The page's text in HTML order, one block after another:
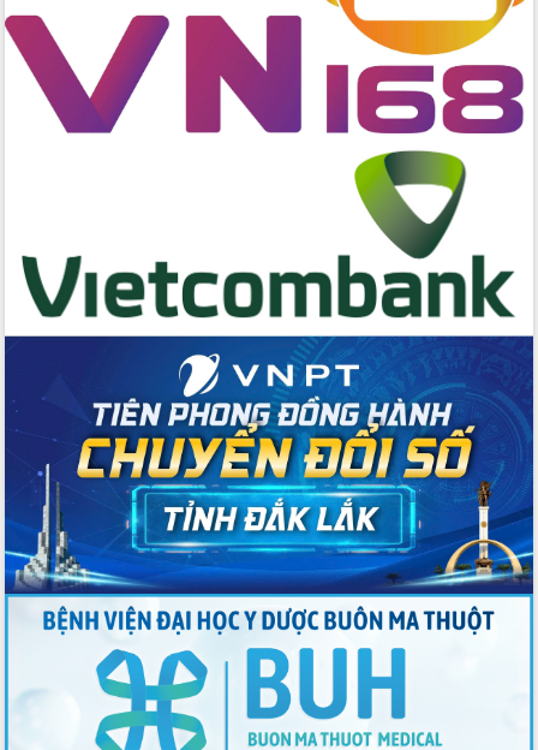
để chính quyền địa phương 2 cấp vận
hành thông suốt, hiệu quả
Tôn vinh 53 cá nhân hiến máu tiêu biểu
tỉnh Đắk Lắk năm 2025
Thực hiện bằng được mục tiêu nông
hành chính
Có 49 tác phẩm đạt giải tại Giải Báo
chí tỉnh Đắk Lắk lần thứ V năm 2024
Hội nghị Ban Chấp hành Đảng bộ tỉnh
Đắk Lắk lần thứ 33 (mở rộng)
Đắk Lắk chung tay giảm thiểu rác thải
nhựa, lan tỏa lối sống xanh
Sầu riêng Đắk Lắk chủ động nói không
với chất cấm
Tiếp tục hoàn thiện và nâng cao chất
lượng tổ chức Lễ hội Cà phê Buôn Ma
Thuột
Truy tặng danh hiệu “Bà mẹ Việt Nam
anh hùng” và trao tặng các hình thức
khen thưởng của Chủ tịch nước
Ấn tượng Chương trình cầu truyền hình
“Bản trường ca hòa bình”
Đắk Lắk tuyên dương, khen thưởng
học sinh và giáo viên đạt thành tích